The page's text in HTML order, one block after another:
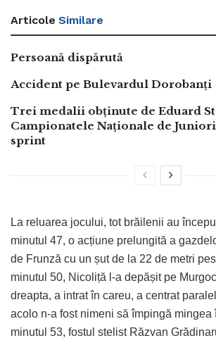
Articole Similare
Persoană dispărută
Accident pe Bulevardul Dorobanți
Trei medalii obținute de Eduard
Campionatele Naționale de Juniori
sprint
La reluarea jocului, tot brăilenii au
minutul 47, o acțiune prelungită a
de Frunză cu un șut de la 22 de metri
minutul 50, Nicoliță l-a depășit pe
dreapta, a intrat în careu, a centrat
acolo n-a fost nimeni să împingă mingea
minutul 53, fostul stelist Răzvan